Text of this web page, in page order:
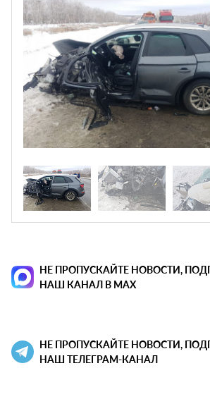
НЕ ПРОПУСКАЙТЕ НОВОСТИ,
НАШ КАНАЛ В MAX
НЕ ПРОПУСКАЙТЕ НОВОСТИ,
НАШ ТЕЛЕГРАМ-КАНАЛ